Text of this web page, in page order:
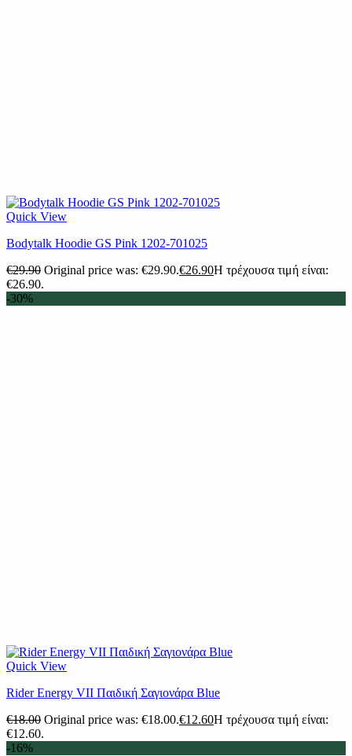
Quick View
Bodytalk Hoodie GS Pink 1202-701025
€29.90 Original price was: €29.90.€26.90Η τρέχουσα τιμή είναι:
€26.90.
-30%
Quick View
Rider Energy VII Παιδική Σαγιονάρα Blue
€18.00 Original price was: €18.00.€12.60Η τρέχουσα τιμή είναι:
€12.60.
-16%